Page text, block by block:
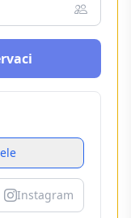
Instagram